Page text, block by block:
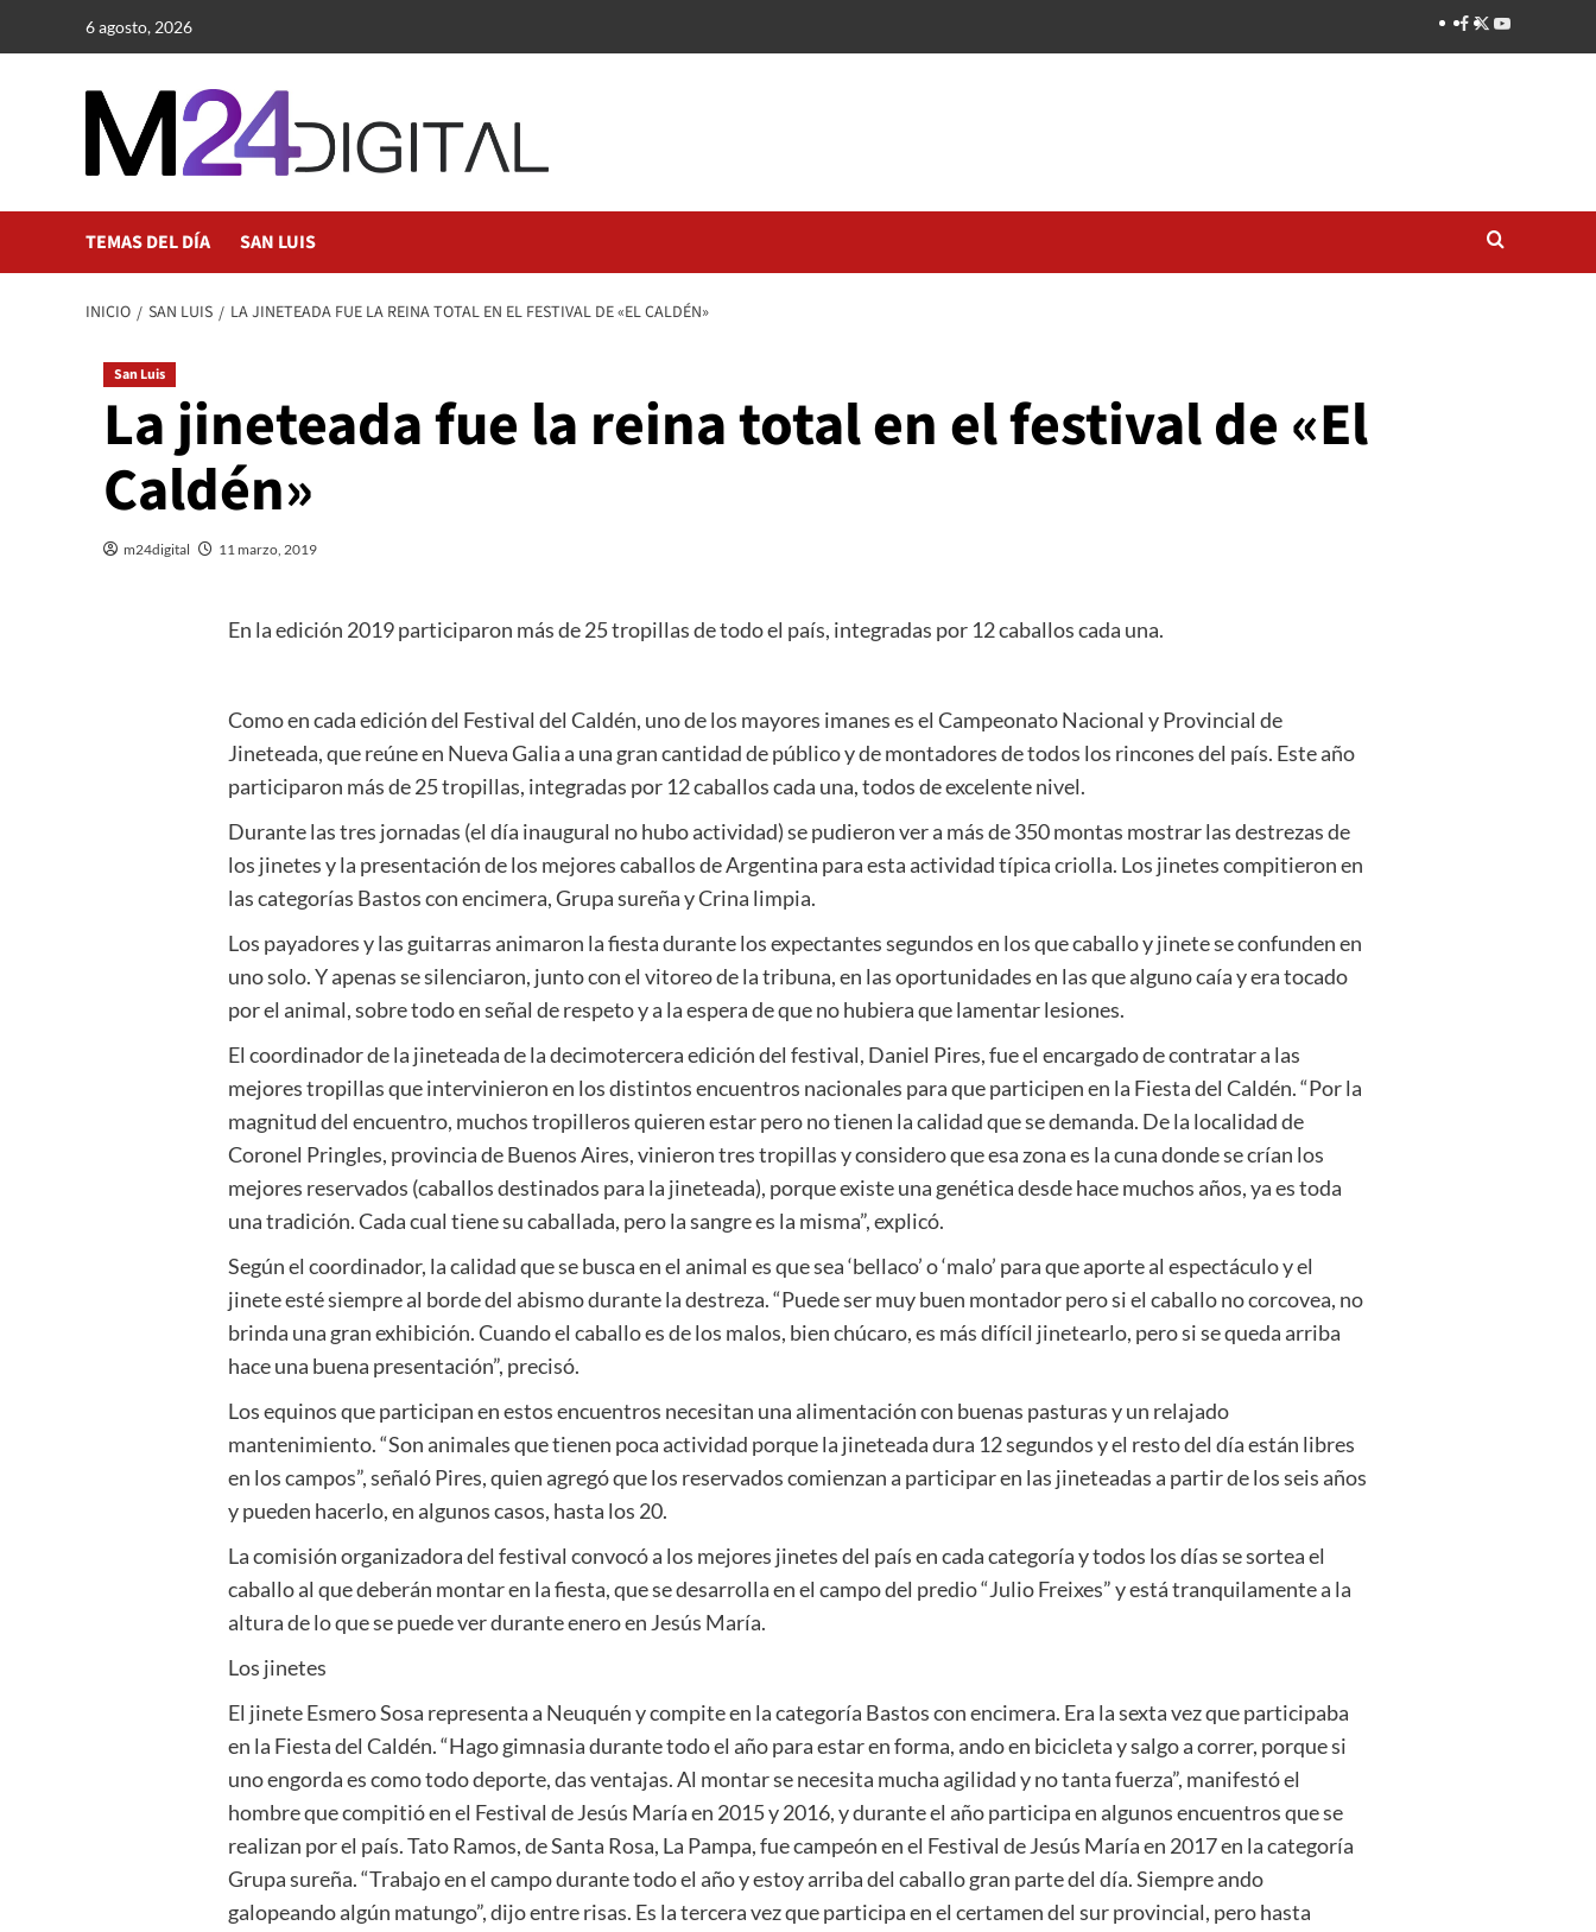
6 agosto, 2026
TEMAS DEL DÍA SAN LUIS
INICIO SAN LUIS LA JINETEADA FUE LA REINA TOTAL EN EL FESTIVAL DE «EL CALDÉN»
San Luis
La jineteada fue la reina total en el festival de «El
Caldén»
m24digital 11 marzo, 2019
En la edición 2019 participaron más de 25 tropillas de todo el país, integradas por 12 caballos cada una.
Como en cada edición del Festival del Caldén, uno de los mayores imanes es el Campeonato Nacional y Provincial de
Jineteada, que reúne en Nueva Galia a una gran cantidad de público y de montadores de todos los rincones del país. Este año
participaron más de 25 tropillas, integradas por 12 caballos cada una, todos de excelente nivel.
Durante las tres jornadas (el día inaugural no hubo actividad) se pudieron ver a más de 350 montas mostrar las destrezas de
los jinetes y la presentación de los mejores caballos de Argentina para esta actividad típica criolla. Los jinetes compitieron en
las categorías Bastos con encimera, Grupa sureña y Crina limpia.
Los payadores y las guitarras animaron la fiesta durante los expectantes segundos en los que caballo y jinete se confunden en
uno solo. Y apenas se silenciaron, junto con el vitoreo de la tribuna, en las oportunidades en las que alguno caía y era tocado
por el animal, sobre todo en señal de respeto y a la espera de que no hubiera que lamentar lesiones.
El coordinador de la jineteada de la decimotercera edición del festival, Daniel Pires, fue el encargado de contratar a las
mejores tropillas que intervinieron en los distintos encuentros nacionales para que participen en la Fiesta del Caldén. “Por la
magnitud del encuentro, muchos tropilleros quieren estar pero no tienen la calidad que se demanda. De la localidad de
Coronel Pringles, provincia de Buenos Aires, vinieron tres tropillas y considero que esa zona es la cuna donde se crían los
mejores reservados (caballos destinados para la jineteada), porque existe una genética desde hace muchos años, ya es toda
una tradición. Cada cual tiene su caballada, pero la sangre es la misma”, explicó.
Según el coordinador, la calidad que se busca en el animal es que sea ‘bellaco’ o ‘malo’ para que aporte al espectáculo y el
jinete esté siempre al borde del abismo durante la destreza. “Puede ser muy buen montador pero si el caballo no corcovea, no
brinda una gran exhibición. Cuando el caballo es de los malos, bien chúcaro, es más difícil jinetearlo, pero si se queda arriba
hace una buena presentación”, precisó.
Los equinos que participan en estos encuentros necesitan una alimentación con buenas pasturas y un relajado
mantenimiento. “Son animales que tienen poca actividad porque la jineteada dura 12 segundos y el resto del día están libres
en los campos”, señaló Pires, quien agregó que los reservados comienzan a participar en las jineteadas a partir de los seis años
y pueden hacerlo, en algunos casos, hasta los 20.
La comisión organizadora del festival convocó a los mejores jinetes del país en cada categoría y todos los días se sortea el
caballo al que deberán montar en la fiesta, que se desarrolla en el campo del predio “Julio Freixes” y está tranquilamente a la
altura de lo que se puede ver durante enero en Jesús María.
Los jinetes
El jinete Esmero Sosa representa a Neuquén y compite en la categoría Bastos con encimera. Era la sexta vez que participaba
en la Fiesta del Caldén. “Hago gimnasia durante todo el año para estar en forma, ando en bicicleta y salgo a correr, porque si
uno engorda es como todo deporte, das ventajas. Al montar se necesita mucha agilidad y no tanta fuerza”, manifestó el
hombre que compitió en el Festival de Jesús María en 2015 y 2016, y durante el año participa en algunos encuentros que se
realizan por el país. Tato Ramos, de Santa Rosa, La Pampa, fue campeón en el Festival de Jesús María en 2017 en la categoría
Grupa sureña. “Trabajo en el campo durante todo el año y estoy arriba del caballo gran parte del día. Siempre ando
galopeando algún matungo”, dijo entre risas. Es la tercera vez que participa en el certamen del sur provincial, pero hasta